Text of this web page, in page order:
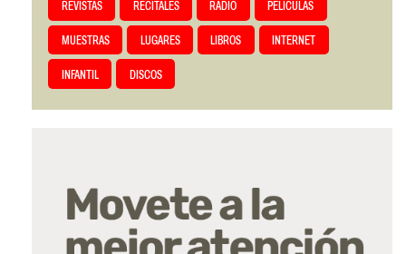
REVISTAS RECITALES RADIO PELÍCULAS
MUESTRAS LUGARES LIBROS INTERNET
INFANTIL DISCOS